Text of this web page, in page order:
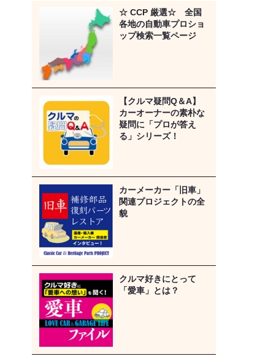
☆ CCP 厳選☆ 全国
各地の自動車プロショ
ップ検索一覧ページ
【クルマ疑問Q＆A】
カーオーナーの素朴な
疑問に「プロが答え
る」シリーズ！
カーメーカー「旧車」
関連プロジェクトの全
貌
クルマ好きにとって
「愛車」とは？